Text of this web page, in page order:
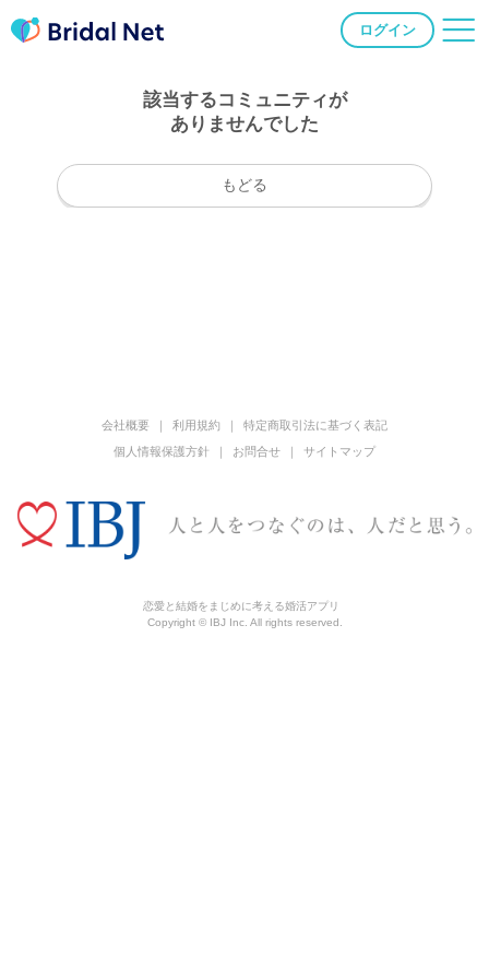
ログイン
該当するコミュニティが
ありませんでした
もどる
会社概要 利用規約
特定商取引法に基づく表記
個人情報保護方針
お問合せ サイトマップ
恋愛と結婚をまじめに考える婚活アプリ
Copyright © IBJ Inc. All rights reserved.